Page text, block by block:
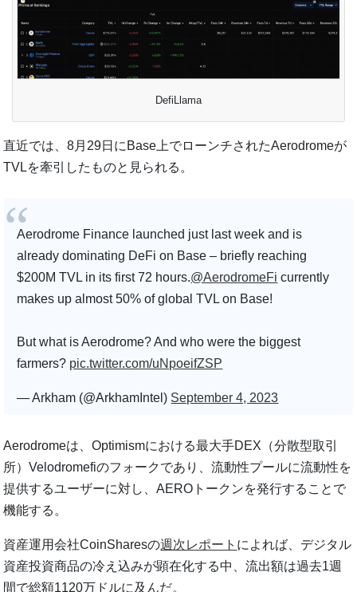
DefiLlama
直近では、8月29日にBase上でローンチされたAerodromeが
TVLを牽引したものと見られる。
Aerodrome Finance launched just last week and is
already dominating DeFi on Base – briefly reaching
$200M TVL in its first 72 hours.@AerodromeFi currently
makes up almost 50% of global TVL on Base!
But what is Aerodrome? And who were the biggest
farmers? pic.twitter.com/uNpoeifZSP
— Arkham (@ArkhamIntel) September 4, 2023
Aerodromeは、Optimismにおける最大手DEX（分散型取引
所）Velodromefiのフォークであり、流動性プールに流動性を
提供するユーザーに対し、AEROトークンを発行することで
機能する。
資産運用会社CoinSharesの週次レポート によれば、デジタル
資産投資商品の冷え込みが顕在化する中、流出額は過去1週
間で総額1120万ドルに及んだ。